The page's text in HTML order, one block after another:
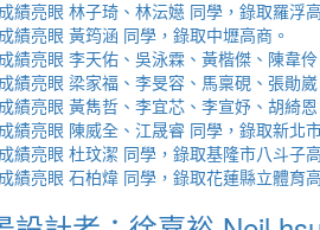
績亮眼 林子琦、林沄嬨 同學，錄取羅浮
績亮眼 黃筠涵 同學，錄取中壢高商。
績亮眼 李天佑、吳泳霖、黃楷傑、陳韋
績亮眼 梁家福、李旻容、馬稟硯、張勛
績亮眼 黃雋哲、李宜芯、李宣妤、胡綺
績亮眼 陳威全、江晟睿 同學，錄取新北
績亮眼 杜玟潔 同學，錄取基隆市八斗子
績亮眼 石柏煒 同學，錄取花蓮縣立體育